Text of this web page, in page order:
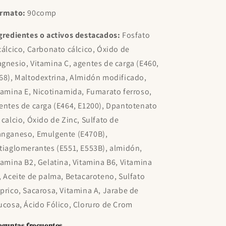
90comp
o activos destacados: Fosfato
Carbonato cálcico, Óxido de
Vitamina C, agentes de carga (E460,
Maltodextrina, Almidón modificado,
E, Nicotinamida, Fumarato ferroso,
de carga (E464, E1200), Dpantotenato
Óxido de Zinc, Sulfato de
Emulgente (E470B),
(E551, E553B), almidón,
B2, Gelatina, Vitamina B6, Vitamina
Aceite de palma, Beta­caroteno, Sulfato
Sacarosa, Vitamina A, Jarabe de
Ácido Fólico, Cloruro de Crom